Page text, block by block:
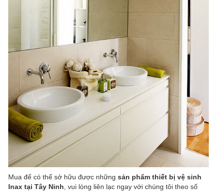
Mua để có thể sở hữu được những sản phẩm thiết bị vệ sinh
Inax tại Tây Ninh , vui lòng liên lạc ngay với chúng tôi theo số